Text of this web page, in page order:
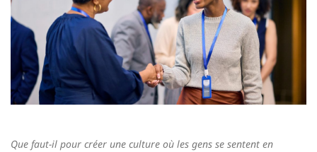
Que faut-il pour créer une culture où les gens se sentent en